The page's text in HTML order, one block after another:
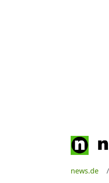
news.de